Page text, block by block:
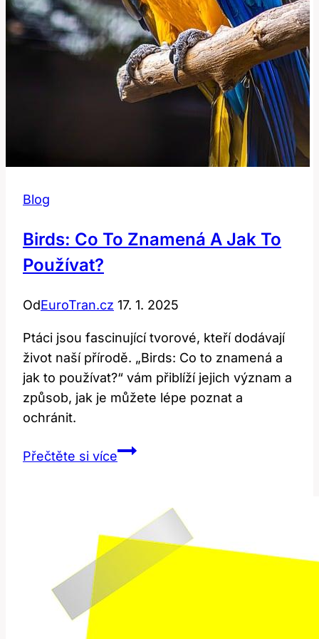
Blog
Birds: Co To Znamená A Jak To
Používat?
OdEuroTran.cz 17. 1. 2025
Ptáci jsou fascinující tvorové, kteří dodávají
život naší přírodě. „Birds: Co to znamená a
jak to používat?“ vám přiblíží jejich význam a
způsob, jak je můžete lépe poznat a
ochránit.
Přečtěte si víceBirds:
znamená
jak
používat?